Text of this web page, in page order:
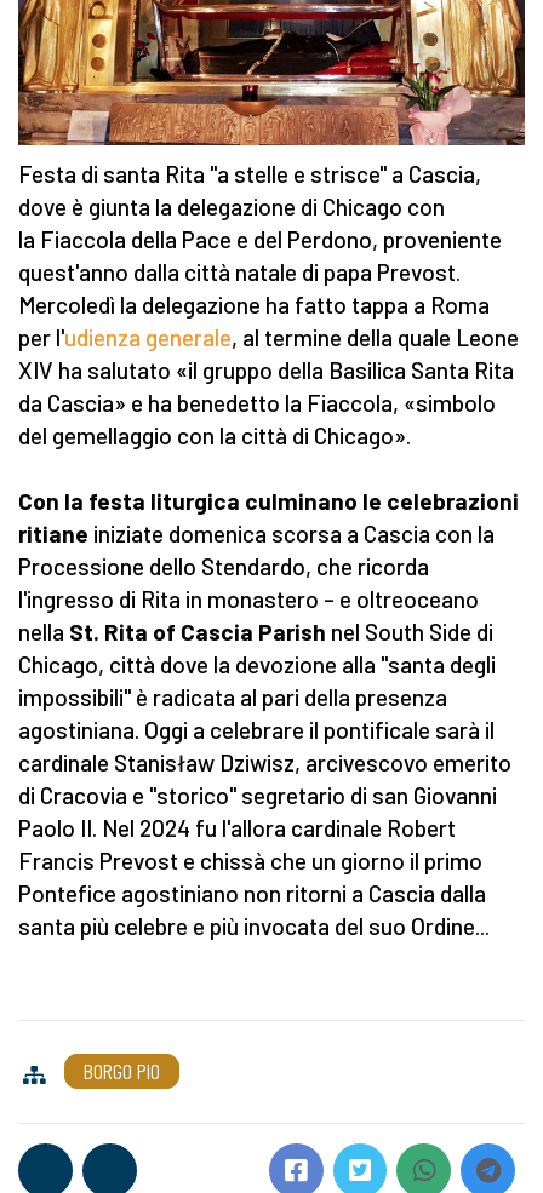
Festa di santa Rita "a stelle e strisce" a Cascia,
dove è giunta la delegazione di Chicago con
la Fiaccola della Pace e del Perdono, proveniente
quest'anno dalla città natale di papa Prevost.
Mercoledì la delegazione ha fatto tappa a Roma
per l'udienza generale, al termine della quale Leone
XIV ha salutato «il gruppo della Basilica Santa Rita
da Cascia» e ha benedetto la Fiaccola, «simbolo
del gemellaggio con la città di Chicago».
Con la festa liturgica culminano le celebrazioni
ritiane iniziate domenica scorsa a Cascia con la
Processione dello Stendardo, che ricorda
l'ingresso di Rita in monastero – e oltreoceano
nella St. Rita of Cascia Parish nel South Side di
Chicago, città dove la devozione alla "santa degli
impossibili" è radicata al pari della presenza
agostiniana. Oggi a celebrare il pontificale sarà il
cardinale Stanisław Dziwisz, arcivescovo emerito
di Cracovia e "storico" segretario di san Giovanni
Paolo II. Nel 2024 fu l'allora cardinale Robert
Francis Prevost e chissà che un giorno il primo
Pontefice agostiniano non ritorni a Cascia dalla
santa più celebre e più invocata del suo Ordine...
BORGO PIO